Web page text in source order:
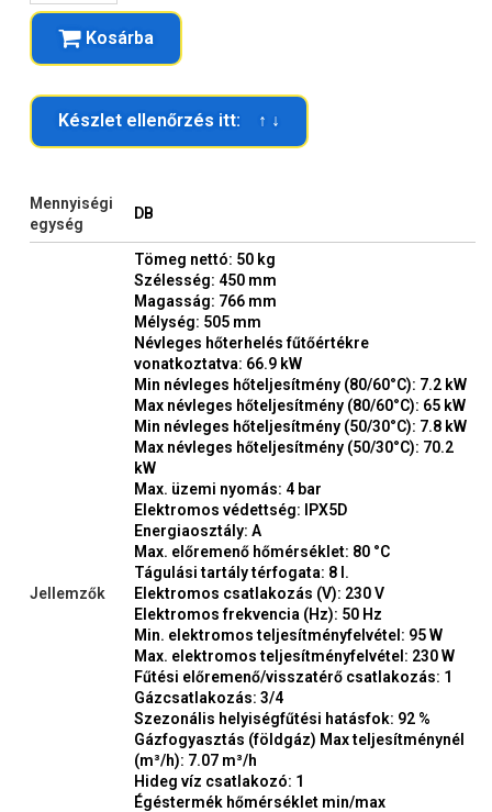
Kosárba
Készlet ellenőrzés itt: ↑ ↓
Mennyiségi
egység
DB
Jellemzők
Tömeg nettó: 50 kg
Szélesség: 450 mm
Magasság: 766 mm
Mélység: 505 mm
Névleges hőterhelés fűtőértékre
vonatkoztatva: 66.9 kW
Min névleges hőteljesítmény (80/60°C): 7.2 kW
Max névleges hőteljesítmény (80/60°C): 65 kW
Min névleges hőteljesítmény (50/30°C): 7.8 kW
Max névleges hőteljesítmény (50/30°C): 70.2
kW
Max. üzemi nyomás: 4 bar
Elektromos védettség: IPX5D
Energiaosztály: A
Max. előremenő hőmérséklet: 80 °C
Tágulási tartály térfogata: 8 l.
Elektromos csatlakozás (V): 230 V
Elektromos frekvencia (Hz): 50 Hz
Min. elektromos teljesítményfelvétel: 95 W
Max. elektromos teljesítményfelvétel: 230 W
Fűtési előremenő/visszatérő csatlakozás: 1
Gázcsatlakozás: 3/4
Szezonális helyiségfűtési hatásfok: 92 %
Gázfogyasztás (földgáz) Max teljesítménynél
(m³/h): 7.07 m³/h
Hideg víz csatlakozó: 1
Égéstermék hőmérséklet min/max